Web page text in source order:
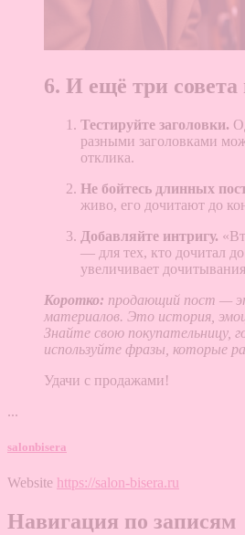
6. И ещё три совета
Тестируйте заголовки.
разными заголовками
отклика.
Не бойтесь длинных
живо, его дочитают до
Добавляйте интригу.
— для тех, кто дочитал
увеличивает
Коротко: продающий пост —
материалов. Это история,
Знайте свою покупательницу,
используйте фразы, которые
Удачи с продажами!
...
salonbisera
Website https://salon-bisera.ru
Навигация по записям